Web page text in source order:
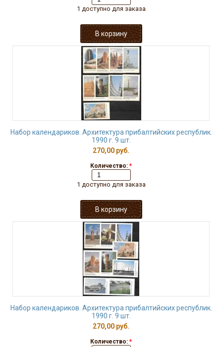
1 доступно для заказа
Набор календариков. Архитектура прибалтийских республик.
1990 г. 9 шт.
270,00 руб.
Количество: *
1 доступно для заказа
Набор календариков. Архитектура прибалтийских республик.
1990 г. 9 шт.
270,00 руб.
Количество: *